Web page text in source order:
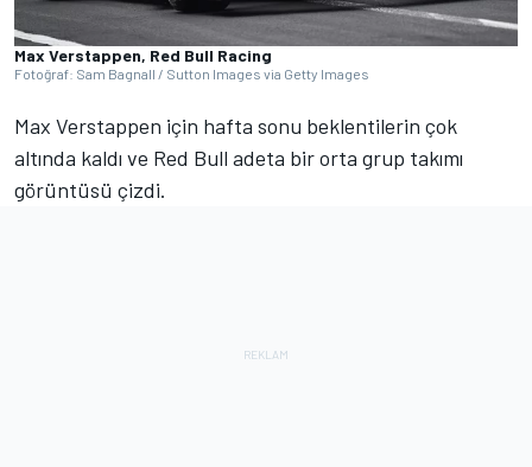
Max Verstappen, Red Bull Racing
Fotoğraf: Sam Bagnall / Sutton Images via Getty Images
Max Verstappen için hafta sonu beklentilerin çok
altında kaldı ve Red Bull adeta bir orta grup takımı
görüntüsü çizdi.